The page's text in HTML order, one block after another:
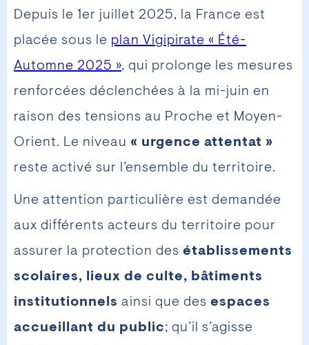
Depuis le 1er juillet 2025, la France est
placée sous le plan Vigipirate « Été-
Automne 2025 », qui prolonge les mesures
renforcées déclenchées à la mi-juin en
raison des tensions au Proche et Moyen-
Orient. Le niveau « urgence attentat »
reste activé sur l’ensemble du territoire.
Une attention particulière est demandée
aux différents acteurs du territoire pour
assurer la protection des établissements
scolaires, lieux de culte, bâtiments
institutionnels ainsi que des espaces
accueillant du public; qu’il s’agisse